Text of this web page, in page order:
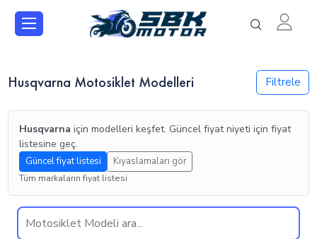
Husqvarna Motosiklet Modelleri Filtrele
Husqvarna için modelleri keşfet. Güncel fiyat niyeti için fiyat
listesine geç.
Güncel fiyat listesi Kıyaslamaları gör
Tüm markaların fiyat listesi